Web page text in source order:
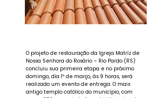
O projeto de restauração da Igreja Matriz de
Nossa Senhora do Rosário – Rio Pardo (RS)
concluiu sua primeira etapa e no próximo
domingo, dia 1º de março, às 9 horas, será
realizado um evento de entrega. O mais
antigo templo católico do município, com